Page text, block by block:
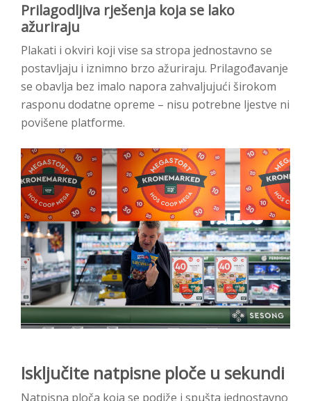
Prilagodljiva rješenja koja se lako
ažuriraju
Plakati i okviri koji vise sa stropa jednostavno se
postavljaju i iznimno brzo ažuriraju. Prilagođavanje
se obavlja bez imalo napora zahvaljujući širokom
rasponu dodatne opreme – nisu potrebne ljestve ni
povišene platforme.
Isključite natpisne ploče u sekundi
Natpisna ploča koja se podiže i spušta jednostavno